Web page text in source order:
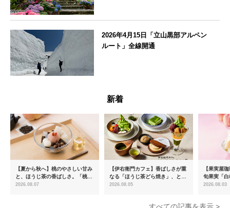
2026年4月15日「立山黒部アルペン
ルート」全線開通
新着
【夏から秋へ】桃のやさしい甘み
と、ほうじ茶の香ばしさ。「桃と
ほうじ茶のあんみつ」を8月中旬
2026.08.07
【伊右衛門カフェ】香ばしさが重
なる「ほうじ茶どら焼き」、とろ
ける「宇治抹茶ティラミス」が新
2026.08.05
【果実屋
旬果実「
限定販売
2026.08.03
すべての記事を表示 >